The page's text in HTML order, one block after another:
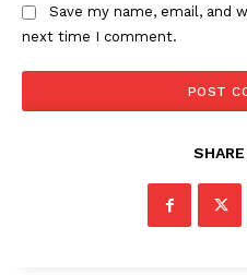
Save my name, email, and
next time I comment.